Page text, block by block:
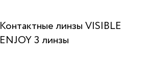
Контактные линзы VISIBLE
ENJOY 3 линзы